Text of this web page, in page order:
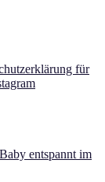
für
entspannt im